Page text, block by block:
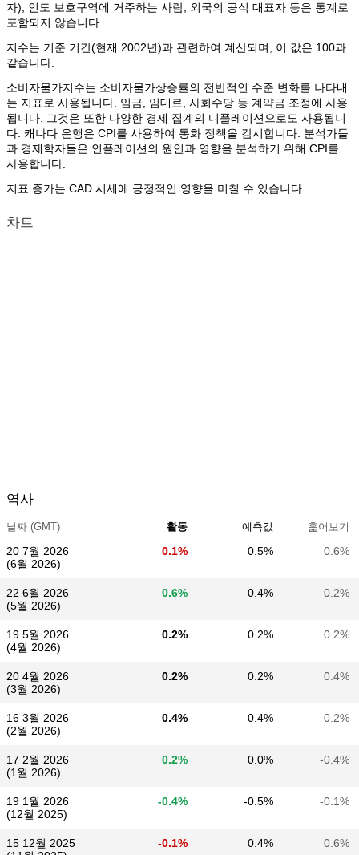
자), 인도 보호구역에 거주하는 사람, 외국의 공식 대표자 등은 통계로
포함되지 않습니다.
지수는 기준 기간(현재 2002년)과 관련하여 계산되며, 이 값은 100과
같습니다.
소비자물가지수는 소비자물가상승률의 전반적인 수준 변화를 나타내
는 지표로 사용됩니다. 임금, 임대료, 사회수당 등 계약금 조정에 사용
됩니다. 그것은 또한 다양한 경제 집계의 디플레이션으로도 사용됩니
다. 캐나다 은행은 CPI를 사용하여 통화 정책을 감시합니다. 분석가들
과 경제학자들은 인플레이션의 원인과 영향을 분석하기 위해 CPI를
사용합니다.
지표 증가는 CAD 시세에 긍정적인 영향을 미칠 수 있습니다.
차트
역사
날짜 (GMT) 활동 예측값 훑어보기
20 7월 2026
(6월 2026)
0.1% 0.5% 0.6%
22 6월 2026
(5월 2026)
0.6% 0.4% 0.2%
19 5월 2026
(4월 2026)
0.2% 0.2% 0.2%
20 4월 2026
(3월 2026)
0.2% 0.2% 0.4%
16 3월 2026
(2월 2026)
0.4% 0.4% 0.2%
17 2월 2026
(1월 2026)
0.2% 0.0% -0.4%
19 1월 2026
(12월 2025)
-0.4% -0.5% -0.1%
15 12월 2025
-0.1% 0.4% 0.6%